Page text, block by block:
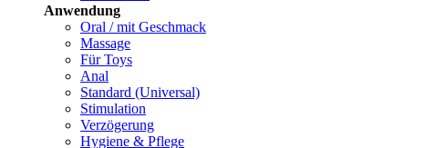
Anwendung
Oral / mit Geschmack
Massage
Für Toys
Anal
Standard (Universal)
Stimulation
Verzögerung
Hygiene & Pflege